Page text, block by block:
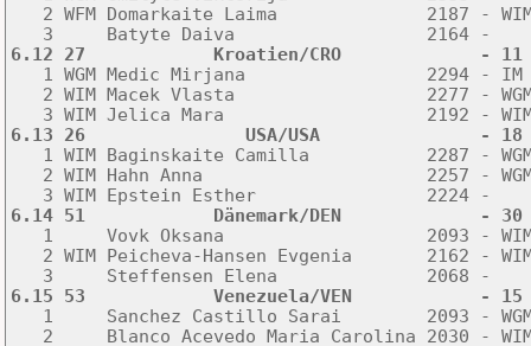
2 WFM Domarkaite Laima              2187 -
6.12 27            Kroatien/CRO             - 11
1 WGM Medic Mirjana                 2294 -
2 WIM Macek Vlasta                  2277 -
6.13 26               USA/USA               -
1 WIM Baginskaite Camilla           2287 -
2 WIM Hahn Anna                     2257 -
6.14 51            Dänemark/DEN             -
1     Vovk Oksana                   2093 -
2 WIM Peicheva-Hansen Evgenia       2162 -
6.15 53            Venezuela/VEN            -
1     Sanchez Castillo Sarai        2093 -
2     Blanco Acevedo Maria Carolina 2030 -